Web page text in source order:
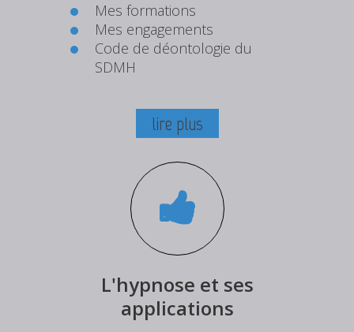
Mes formations
Mes engagements
Code de déontologie du
SDMH
lire plus
L'hypnose et ses
applications